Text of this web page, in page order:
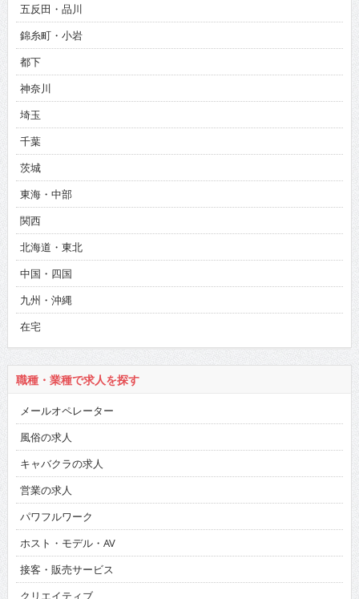
五反田・品川
錦糸町・小岩
都下
神奈川
埼玉
千葉
茨城
東海・中部
関西
北海道・東北
中国・四国
九州・沖縄
在宅
職種・業種で求人を探す
メールオペレーター
風俗の求人
キャバクラの求人
営業の求人
パワフルワーク
ホスト・モデル・AV
接客・販売サービス
クリエイティブ